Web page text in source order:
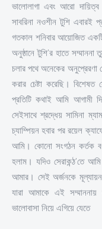
ভালোলাগা এবং আরো দায়িত্ব
সাবরিনা নওশীন টুশি এবারই
গতকাল শনিবার আয়োজিত একটি
অনুষ্ঠানে টুশি’র হাতে
চলার পথে অনেকের অনুপ্রেরণা
করার চেষ্টা করেছি। বিশেষত
প্রতিটি কথাই আমি আগামী
সেইসাথে শ্রদ্ধেয় সামিনা
চ্যাম্পিয়ন হবার পর রয়েল
আমি। কোনো সংগঠন কর্তক
হলাম। যদিও সেরাকন্ঠ’তে
আমার। সেই অর্জনকে
যারা আমাকে এই
ভালোবাসা নিয়ে এগিয়ে যেতে